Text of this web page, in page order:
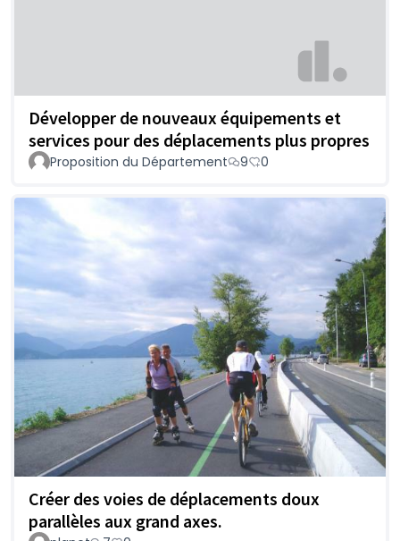
Développer de nouveaux équipements et
services pour des déplacements plus propres
Proposition du Département 9 0
Créer des voies de déplacements doux
parallèles aux grand axes.